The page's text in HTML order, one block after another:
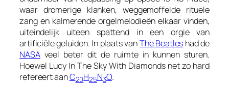
waar dromerige klanken, weggemoffelde rituele
zang en kalmerende orgelmelodieën elkaar vinden,
uiteindelijk uiteen spattend in een orgie van
artificiële geluiden. In plaats vanThe Beatles had de
NASAveel beter dit de ruimte in kunnen sturen.
Hoewel Lucy In The Sky With Diamondsnet zo hard
refereert aanC20H25N3O.